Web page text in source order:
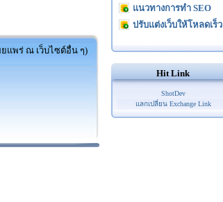
ยแพร่ ณ เว็บไซต์อื่น ๆ)
แนวทางการทำ SEO
ปรับแต่งเว็บให้โหลดเร็ว
Hit Link
ShotDev
แลกเปลี่ยน Exchange Link